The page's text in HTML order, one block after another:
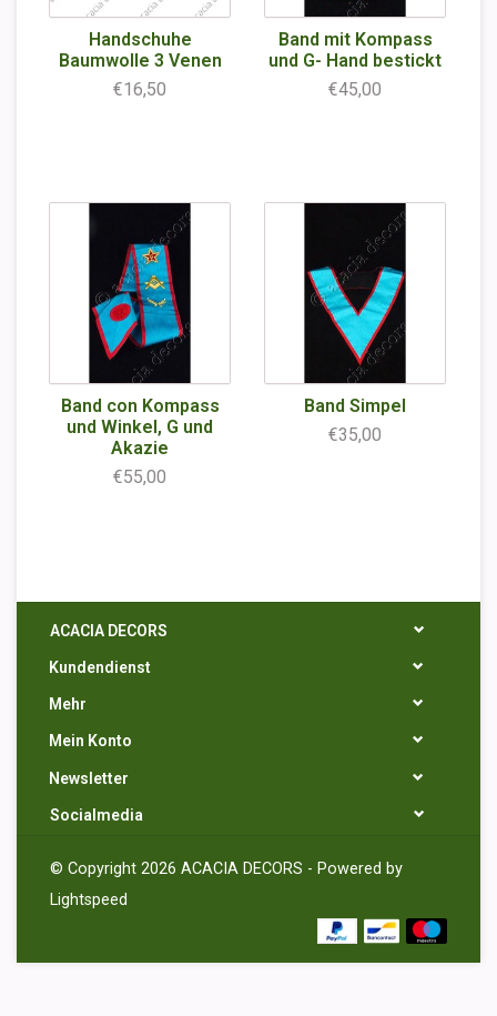
Handschuhe
Baumwolle 3 Venen
€16,50
Band mit Kompass
und G- Hand bestickt
€45,00
Band con Kompass
und Winkel, G und
Akazie
€55,00
Band Simpel
€35,00
ACACIA DECORS
Kundendienst
Mehr
Mein Konto
Newsletter
Socialmedia
© Copyright 2026 ACACIA DECORS - Powered by
Lightspeed